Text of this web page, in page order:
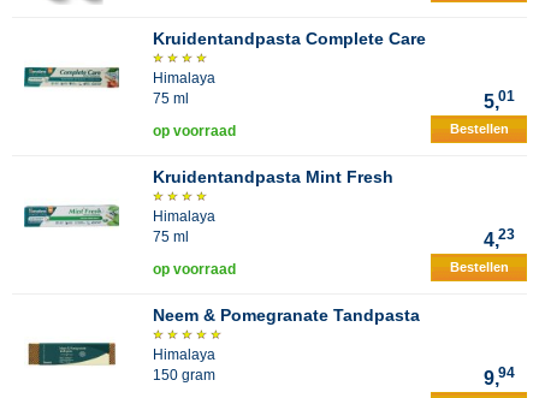
Kruidentandpasta Complete Care
Himalaya
75 ml
5,01
op voorraad Bestellen
Kruidentandpasta Mint Fresh
Himalaya
75 ml
4,23
op voorraad Bestellen
Neem & Pomegranate Tandpasta
Himalaya
150 gram
9,94